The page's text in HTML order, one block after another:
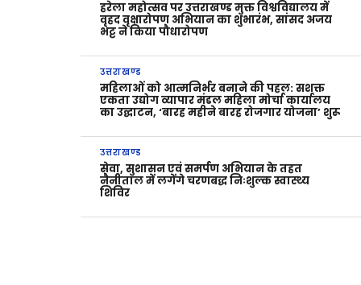
हरेला महोत्सव पर उत्तराखण्ड मुक्त विश्वविद्यालय में
वृहद वृक्षारोपण अभियान का शुभारंभ, सांसद अजय
भट्ट ने किया पौधारोपण
उत्तराखण्ड
महिलाओं को आत्मनिर्भर बनाने की पहल: सशक्त
एकता उद्योग व्यापार मंडल महिला मोर्चा कार्यालय
का उद्घाटन, ‘बारह महीने बारह रोजगार योजना’ शुरू
उत्तराखण्ड
सेवा, सुशासन एवं समर्पण अभियान के तहत
नैनीताल में लगेंगे चरणबद्ध निःशुल्क स्वास्थ्य
शिविर